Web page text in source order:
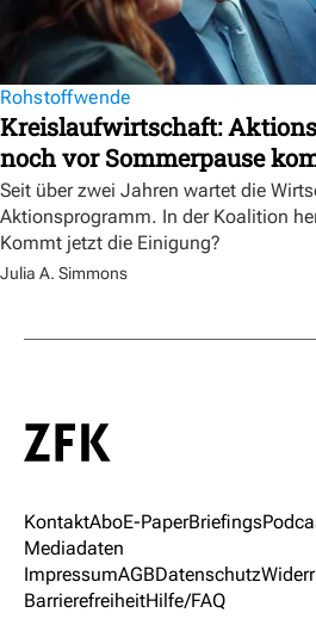
Rohstoffwende
Kreislaufwirtschaft:
noch vor Sommerpause
Seit über zwei Jahren wartet die
Aktionsprogramm. In der Koalition
Kommt jetzt die Einigung?
Julia A. Simmons
KontaktAboE-PaperBriefings
Mediadaten
ImpressumAGBDatenschutz
BarrierefreiheitHilfe/FAQ